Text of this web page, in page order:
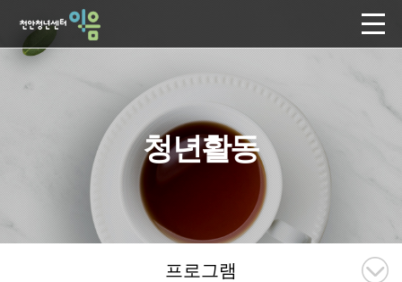
청년활동
프로그램